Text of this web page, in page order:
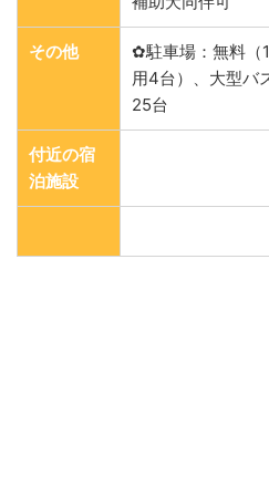
その他
✿駐車場：無料（
用4台）、大型バ
25台
付近の宿
泊施設